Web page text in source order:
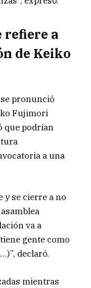
refiere a
de Keiko
pronunció
Fujimori
que podrían
a una
y se cierre a no
va a
gente como
declaró.
mientras